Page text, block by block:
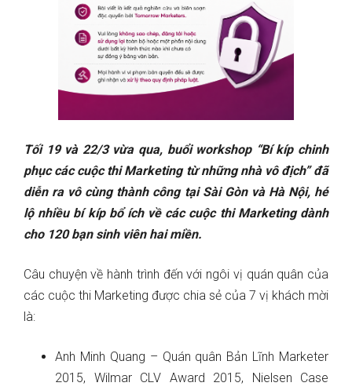
Tối 19 và 22/3 vừa qua, buổi workshop “Bí kíp chinh
phục các cuộc thi Marketing từ những nhà vô địch” đã
diễn ra vô cùng thành công tại Sài Gòn và Hà Nội, hé
lộ nhiều bí kíp bổ ích về các cuộc thi Marketing dành
cho 120 bạn sinh viên hai miền.
Câu chuyện về hành trình đến với ngôi vị quán quân của
các cuộc thi Marketing được chia sẻ của 7 vị khách mời
là:
Anh Minh Quang – Quán quân Bản Lĩnh Marketer
2015, Wilmar CLV Award 2015, Nielsen Case